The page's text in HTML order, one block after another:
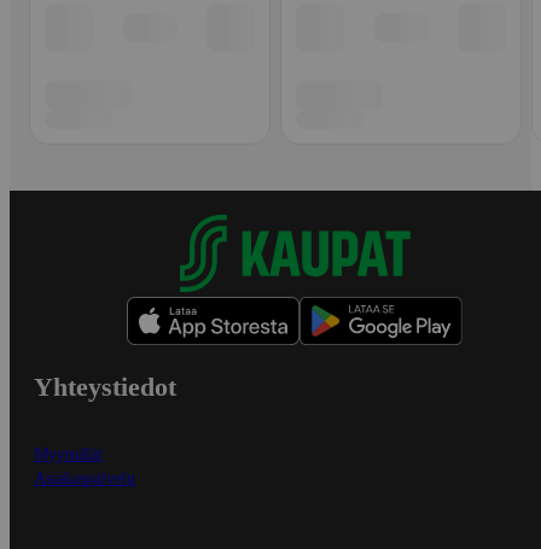
Yhteystiedot
Myymälät
Asiakaspalvelu